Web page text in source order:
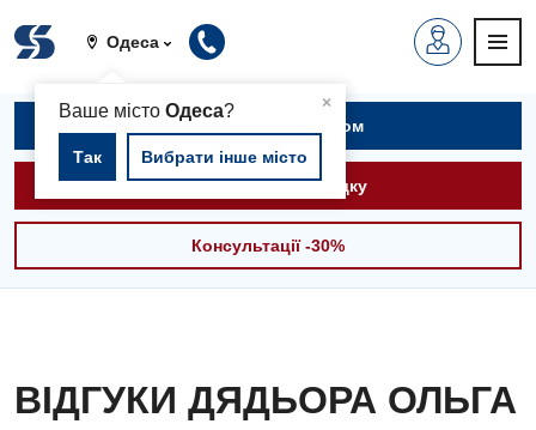
Одеса
×
Ваше містоОдеса?
Так Вибрати інше місто
Записатися на прийом
Викликати швидку
Консультації -30%
ВІДГУКИ ДЯДЬОРА ОЛЬГА